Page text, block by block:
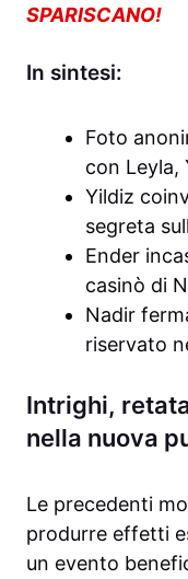
SPARISCANO!
In sintesi:
Foto
con Leyla,
Yildiz
segreta
Ender
casinò di
Nadir
riservato
Intrighi,
nella nuova
Le precedenti
produrre effetti
un evento